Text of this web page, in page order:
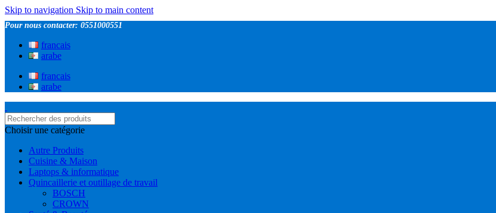
Skip to navigation Skip to main content
Pour nous contacter: 0551000551
francais
arabe
francais
arabe
Choisir une catégorie
Autre Produits
Cuisine & Maison
Laptops & informatique
Quincaillerie et outillage de travail
BOSCH
CROWN